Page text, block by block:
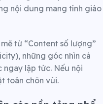
nội dung mang tính giáo
từ “Content số lượng”
những góc nhìn cá
ngay lập tức. Nếu nội
toán chôn vùi.